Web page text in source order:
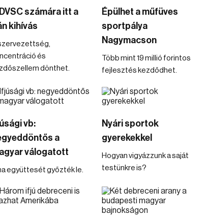
számára itt a
kihívás
és
dönthet.
Épülhet a műfüves
sportpálya
Nagymacson
Több mint 19 millió forintos
fejlesztés kezdődhet.
vb:
a
válogatott
együttesét győzték le.
Nyári sportok
gyerekekkel
Hogyan vigyázzunk a saját
testünkre is?